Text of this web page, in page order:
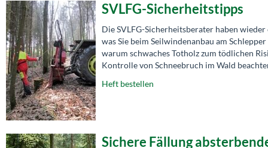
SVLFG-Sicherheitstipps
Die SVLFG-Sicherheitsberater haben
was Sie beim Seilwindenanbau am
warum schwaches Totholz zum tödlichen
Kontrolle von Schneebruch im Wald
Heft bestellen
Sichere Fällung